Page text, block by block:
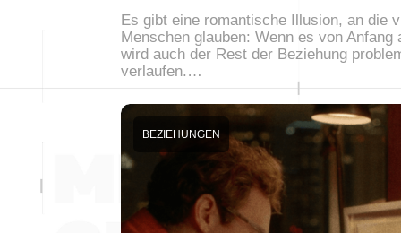
Es gibt eine romantische Illusion, an die
Menschen glauben: Wenn es von Anfang
wird auch der Rest der Beziehung
verlaufen.…
BEZIEHUNGEN